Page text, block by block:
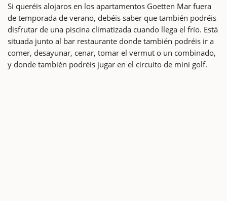
Si queréis alojaros en los apartamentos Goetten Mar fuera
de temporada de verano, debéis saber que también podréis
disfrutar de una piscina climatizada cuando llega el frío. Está
situada junto al bar restaurante donde también podréis ir a
comer, desayunar, cenar, tomar el vermut o un combinado,
y donde también podréis jugar en el circuito de mini golf.